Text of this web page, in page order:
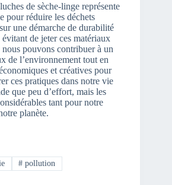
de sèche-linge représente
pour réduire les déchets
une démarche de durabilité
de jeter ces matériaux
pouvons contribuer à un
de l’environnement tout en
et créatives pour
ces pratiques dans notre vie
que peu d’effort, mais les
tant pour notre
planète.
# pollution